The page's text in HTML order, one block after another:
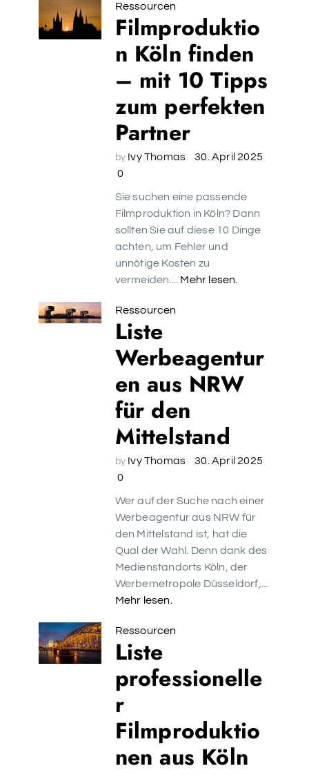
Ressourcen
Filmproduktio
n Köln finden
– mit 10 Tipps
zum perfekten
Partner
by Ivy Thomas
30. April 2025
0
Sie suchen eine passende
Filmproduktion in Köln? Dann
sollten Sie auf diese 10 Dinge
achten, um Fehler und
unnötige Kosten zu
vermeiden.... Mehr lesen.
Ressourcen
Liste
Werbeagentur
en aus NRW
für den
Mittelstand
by Ivy Thomas
30. April 2025
0
Wer auf der Suche nach einer
Werbeagentur aus NRW für
den Mittelstand ist, hat die
Qual der Wahl. Denn dank des
Medienstandorts Köln, der
Werbemetropole Düsseldorf,...
Mehr lesen.
Ressourcen
Liste
professionelle
r
Filmproduktio
nen aus Köln